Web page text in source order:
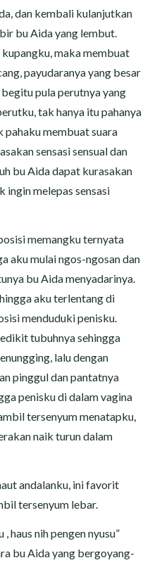
dan kembali kulanjutkan
bu Aida yang lembut.
maka membuat
payudaranya yang besar
pula perutnya yang
tak hanya itu pahanya
pahaku membuat suara
sensasi sensual dan
bu Aida dapat kurasakan
ingin melepas sensasi
memangku ternyata
aku mulai ngos-ngosan dan
bu Aida menyadarinya.
aku terlentang di
menduduki penisku.
tubuhnya sehingga
lalu dengan
pinggul dan pantatnya
penisku di dalam vagina
tersenyum menatapku,
naik turun dalam
andalanku, ini favorit
tersenyum lebar.
haus nih pengen nyusu”
bu Aida yang bergoyang-